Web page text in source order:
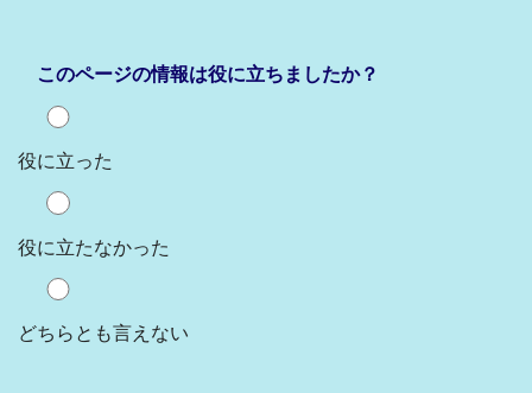
このページの情報は役に立ちましたか？
役に立った
役に立たなかった
どちらとも言えない